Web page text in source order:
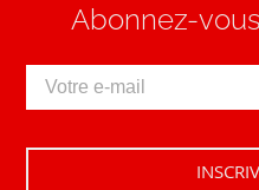
Abonnez-